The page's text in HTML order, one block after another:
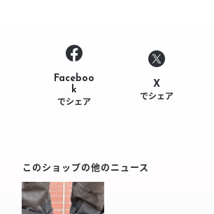
Faceboo
k
でシェア
X
でシェア
このショップの他のニュース